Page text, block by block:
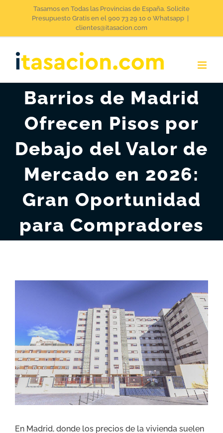
Tasamos en Todas las Provincias de España. Solicite
Presupuesto Gratis en el 900 73 29 10 o Whatsapp
clientes@itasacion.com
Barrios de Madrid
Ofrecen Pisos por
Debajo del Valor de
Mercado en 2026:
Gran Oportunidad
para Compradores
grande
En Madrid, donde los precios de la vivienda suelen